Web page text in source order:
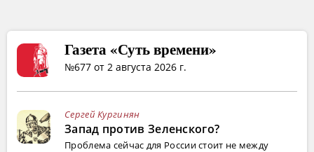
Газета «Суть времени»
№677 от 2 августа 2026 г.
Сергей Кургинян
Запад против Зеленского?
Проблема сейчас для России стоит не между